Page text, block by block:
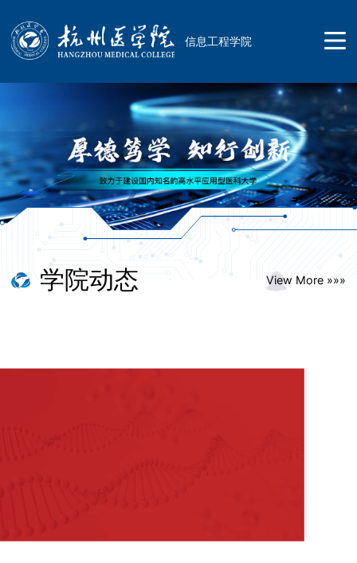
信息工程学院
学校概况
学院简介
师资队伍
教育教学
学院动态 View More »»»